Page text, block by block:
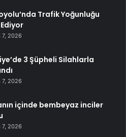
Trafik Yoğunluğu
7, 2026
3 Şüpheli Silahlarla
7, 2026
içinde bembeyaz inciler
7, 2026